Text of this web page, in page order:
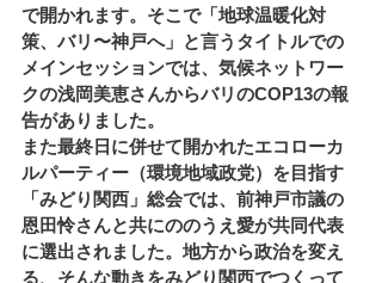
で開かれます。そこで「地球温暖化対
策、バリ〜神戸へ」と言うタイトルでの
メインセッションでは、気候ネットワー
クの浅岡美恵さんからバリのCOP13の報
告がありました。
また最終日に併せて開かれたエコローカ
ルパーティー（環境地域政党）を目指す
「みどり関西」総会では、前神戸市議の
恩田怜さんと共にののうえ愛が共同代表
に選出されました。地方から政治を変え
る、そんな動きをみどり関西でつくって